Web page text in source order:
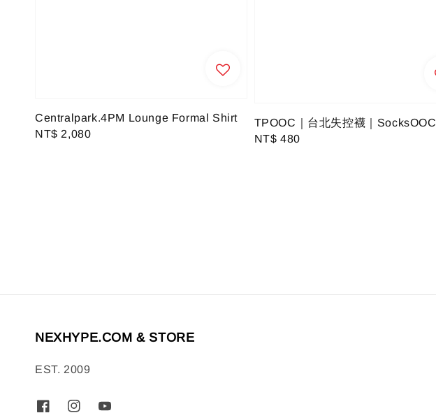
Centralpark.4PM Lounge Formal Shirt
Regular
NT$ 2,080
TPOOC｜台北失控襪｜SocksOOC
Regular
NT$ 480
NEXHYPE.COM & STORE
EST. 2009